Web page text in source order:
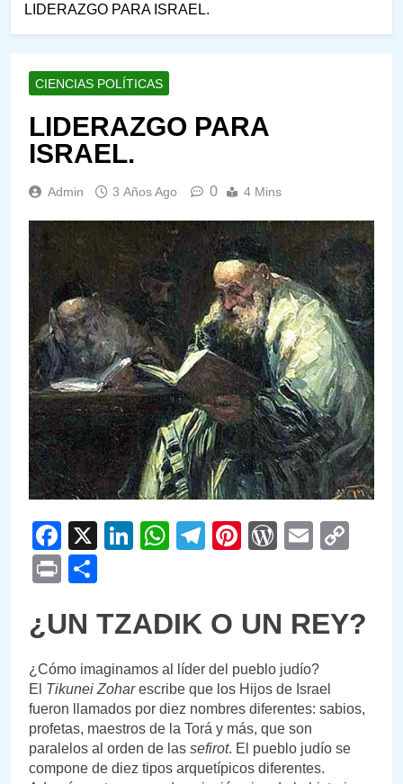
LIDERAZGO PARA ISRAEL.
CIENCIAS POLÍTICAS
LIDERAZGO PARA
ISRAEL.
Admin 3 Años Ago 0 4 Mins
Facebook
X LinkedIn
WhatsApp
Telegram
PinterestEmail
Print
¿UN TZADIK O UN REY?
¿Cómo imaginamos al líder del pueblo judío?
El Tikunei Zoharescribe que los Hijos de Israel
fueron llamados por diez nombres diferentes: sabios,
profetas, maestros de la Torá y más, que son
paralelos al orden de las sefirot. El pueblo judío se
compone de diez tipos arquetípicos diferentes.